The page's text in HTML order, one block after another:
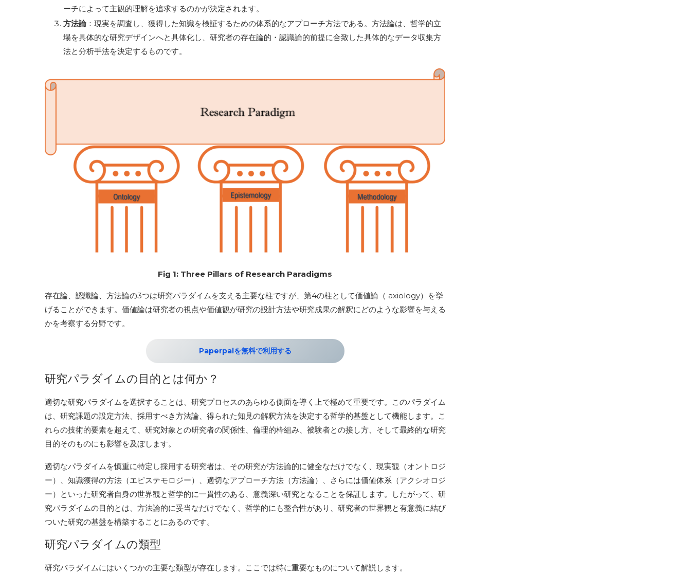
ーチによって主観的理解を追求するのかが決定されます。
方法論：現実を調査し、獲得した知識を検証するための体系的なアプローチ方法である。方法論は、哲学的立
場を具体的な研究デザインへと具体化し、研究者の存在論的・認識論的前提に合致した具体的なデータ収集方
法と分析手法を決定するものです。
Fig 1: Three Pillars of Research Paradigms
存在論、認識論、方法論の3つは研究パラダイムを支える主要な柱ですが、第4の柱として価値論（ axiology）を挙
げることができます。価値論は研究者の視点や価値観が研究の設計方法や研究成果の解釈にどのような影響を与える
かを考察する分野です。
Paperpalを無料で利用する
研究パラダイムの目的とは何か？
適切な研究パラダイムを選択することは、研究プロセスのあらゆる側面を導く上で極めて重要です。このパラダイム
は、研究課題の設定方法、採用すべき方法論、得られた知見の解釈方法を決定する哲学的基盤として機能します。こ
れらの技術的要素を超えて、研究対象との研究者の関係性、倫理的枠組み、被験者との接し方、そして最終的な研究
目的そのものにも影響を及ぼします。
適切なパラダイムを慎重に特定し採用する研究者は、その研究が方法論的に健全なだけでなく、現実観（オントロジ
ー）、知識獲得の方法（エピステモロジー）、適切なアプローチ方法（方法論）、さらには価値体系（アクシオロジ
ー）といった研究者自身の世界観と哲学的に一貫性のある、意義深い研究となることを保証します。したがって、研
究パラダイムの目的とは、方法論的に妥当なだけでなく、哲学的にも整合性があり、研究者の世界観と有意義に結び
ついた研究の基盤を構築することにあるのです。
研究パラダイムの類型
研究パラダイムにはいくつかの主要な類型が存在します。ここでは特に重要なものについて解説します。